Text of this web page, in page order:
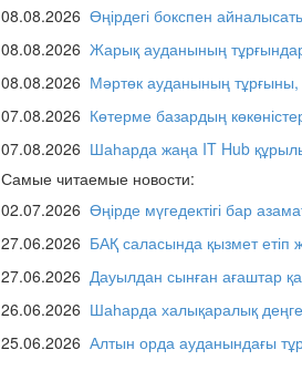
Отчётная встреча
қаласы әкімінің
REGION 04
Люди города /
Служба 109
08.08.2026 Өңірдегі бокспен
08.08.2026 Жарық ауданының
08.08.2026 Мәртөк ауданының
07.08.2026 Көтерме базардың
07.08.2026 Шаһарда жаңа IT Hub
Самые читаемые новости:
02.07.2026 Өңірде мүгедектігі бар
27.06.2026 БАҚ саласында қызмет етіп
27.06.2026 Дауылдан сынған ағаштар
26.06.2026 Шаһарда халықаралық
25.06.2026 Алтын орда ауданындағы